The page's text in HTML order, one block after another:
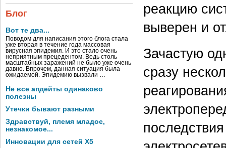
Блог
Вот те два...
Поводом для написания этого блога стала
уже вторая в течение года массовая
вирусная эпидемия. И это стало очень
неприятным прецедентом. Ведь столь
масштабных заражений не было уже очень
давно. Впрочем, данная ситуация была
ожидаемой. Эпидемию вызвали …
Не все апдейты одинаково
полезны
Утечки бывают разными
Здравствуй, племя младое,
незнакомое...
Инновации для сетей X5
реакцию
выверен и
Зачастую
сразу